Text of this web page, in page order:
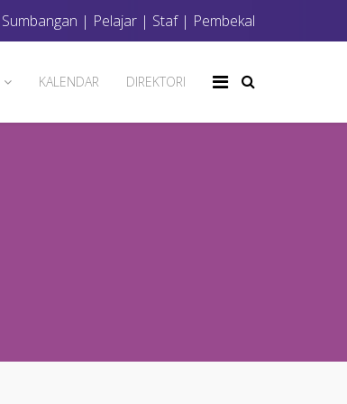
Sumbangan | Pelajar | Staf| Pembekal
KALENDAR DIREKTORI